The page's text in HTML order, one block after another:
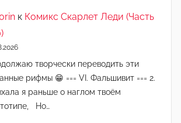
к Комикс Скарлет Леди (Часть
творчески переводить эти
рифмы 😁 === VI. Фальшивит === 2.
я раньше о наглом твоём
Но…